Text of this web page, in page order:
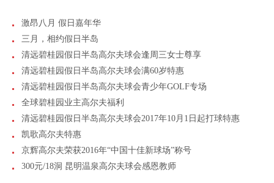
激昂八月 假日嘉年华
三月，相约假日半岛
清远碧桂园假日半岛高尔夫球会逢周三女士尊享
清远碧桂园假日半岛高尔夫球会满60岁特惠
清远碧桂园假日半岛高尔夫球会青少年GOLF专场
全球碧桂园业主高尔夫福利
清远碧桂园假日半岛高尔夫球会2017年10月1日起打球特惠
凯歌高尔夫特惠
京辉高尔夫荣获2016年“中国十佳新球场”称号
300元/18洞 昆明温泉高尔夫球会感恩教师